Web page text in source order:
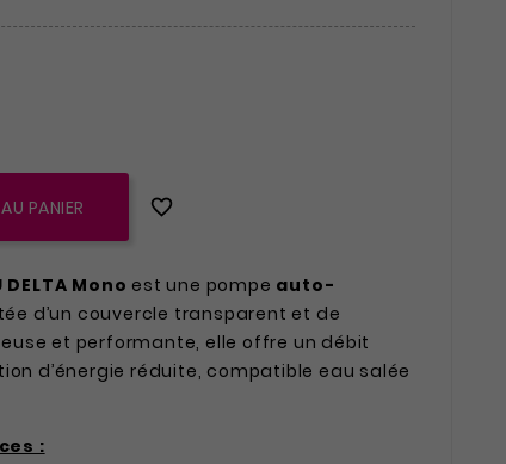
PANIER 
DELTA Mono est une pompe auto-
d’un couvercle transparent et de
et performante, elle offre un débit
d’énergie réduite, compatible eau salée
: